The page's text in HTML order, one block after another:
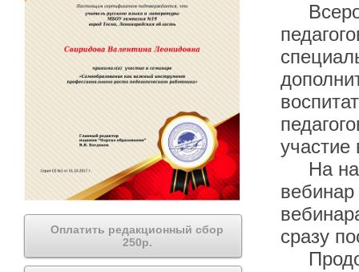
Оплатить редакционный сбор
250р.
участие
На
вебинар
сразу